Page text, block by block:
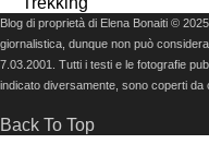
Blog di proprietà di Elena Bonaiti ©
giornalistica, dunque non può
7.03.2001. Tutti i testi e le fotografie
indicato diversamente, sono coperti da
Back To Top